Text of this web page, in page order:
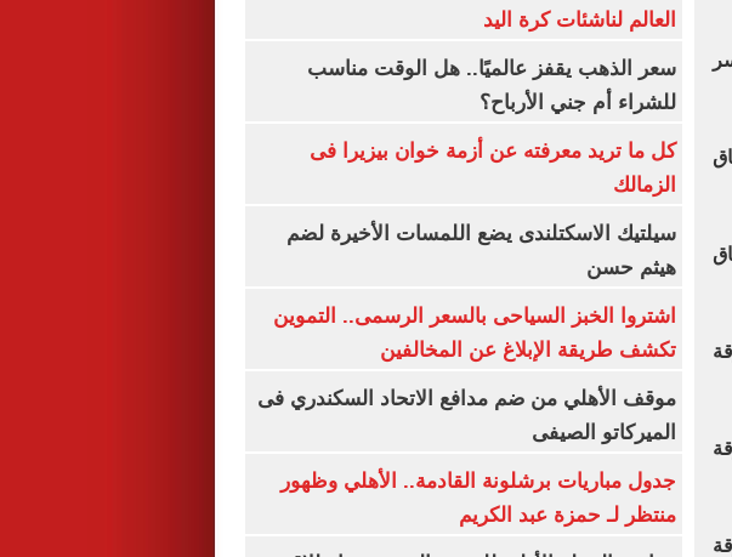
العالم لناشئات كرة اليد
سعر الذهب يقفز عالميًا.. هل الوقت مناسب
للشراء أم جني الأرباح؟
كل ما تريد معرفته عن أزمة خوان بيزيرا فى
الزمالك
سيلتيك الاسكتلندى يضع اللمسات الأخيرة لضم
هيثم حسن
اشتروا الخبز السياحى بالسعر الرسمى.. التموين
تكشف طريقة الإبلاغ عن المخالفين
موقف الأهلي من ضم مدافع الاتحاد السكندري فى
الميركاتو الصيفى
جدول مباريات برشلونة القادمة.. الأهلي وظهور
منتظر لـ حمزة عبد الكريم